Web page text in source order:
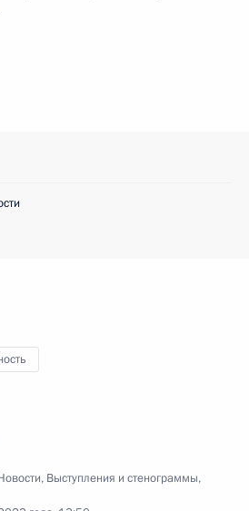
, Выступления и стенограммы,